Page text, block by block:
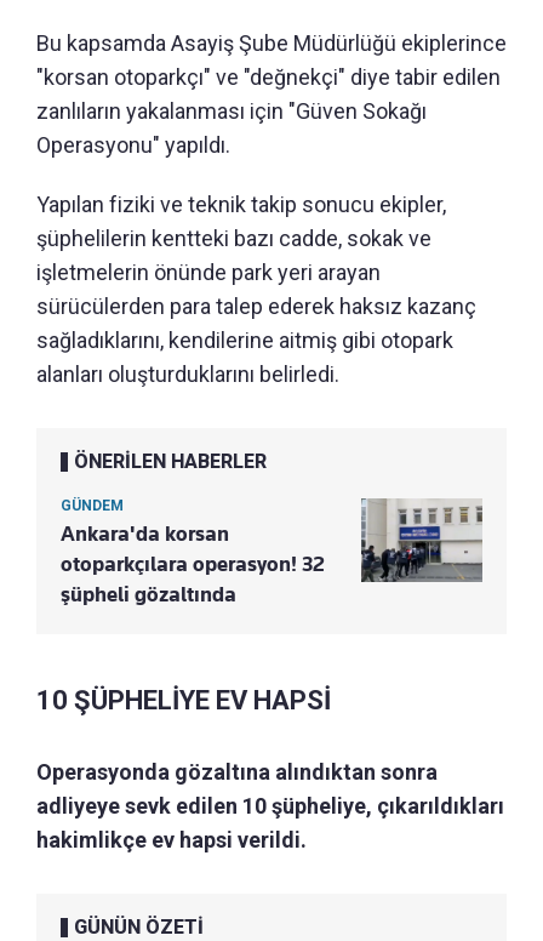
Bu kapsamda Asayiş Şube Müdürlüğü ekiplerince
"korsan otoparkçı" ve "değnekçi" diye tabir edilen
zanlıların yakalanması için "Güven Sokağı
Operasyonu" yapıldı.
Yapılan fiziki ve teknik takip sonucu ekipler,
şüphelilerin kentteki bazı cadde, sokak ve
işletmelerin önünde park yeri arayan
sürücülerden para talep ederek haksız kazanç
sağladıklarını, kendilerine aitmiş gibi otopark
alanları oluşturduklarını belirledi.
ÖNERİLEN HABERLER
GÜNDEM
Ankara'da korsan
otoparkçılara operasyon! 32
şüpheli gözaltında
10 ŞÜPHELİYE EV HAPSİ
Operasyonda gözaltına alındıktan sonra
adliyeye sevk edilen 10 şüpheliye, çıkarıldıkları
hakimlikçe ev hapsi verildi.
GÜNÜN ÖZETİ